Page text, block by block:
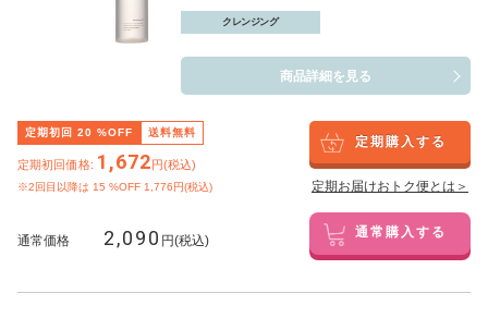
クレンジング
商品詳細を見る
定期初回 20 %OFF 送料無料
定期初回価格: 1,672円(税込)
※2回目以降は 15 %OFF 1,776円(税込)
定期購入する
定期お届けおトク便とは＞
通常価格 2,090 円(税込) 通常購入する